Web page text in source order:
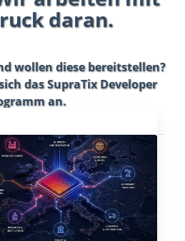
daran.
wollen diese bereitstellen?
dasSupraTix Developer
an.